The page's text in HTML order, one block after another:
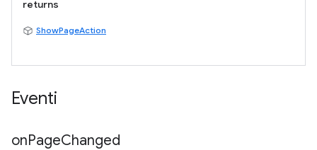
returns
ShowPageAction
Eventi
onPageChanged